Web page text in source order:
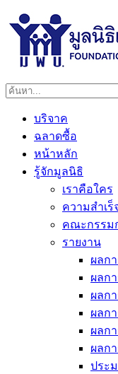
บริจาค
ฉลาดซื้อ
หน้าหลัก
รู้จักมูลนิธิ
เราคือใคร
ความสำเร็
คณะกรรม
รายงาน
ผลก
ผลก
ผลก
ผลก
ผลก
ผลก
ประ